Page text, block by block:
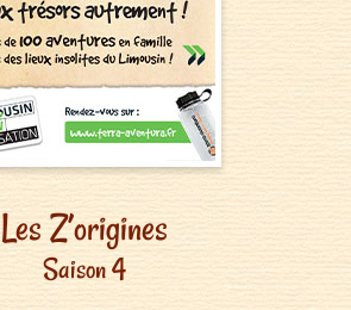
Les Z’origines
Saison 4